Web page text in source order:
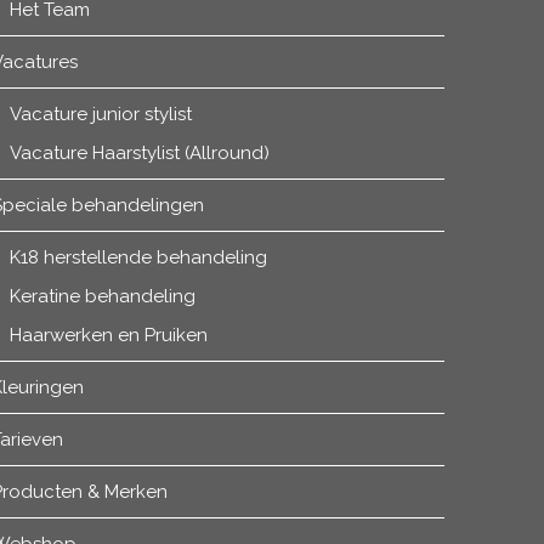
Het Team
Vacature junior stylist
Vacature Haarstylist (Allround)
behandelingen
K18 herstellende behandeling
Keratine behandeling
Haarwerken en Pruiken
& Merken